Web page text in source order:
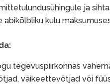
ja
kulu
tegevuspiirkonnas
väikeettevõtjad või